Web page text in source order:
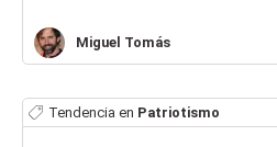
Miguel Tomás
Tendencia en Patriotismo